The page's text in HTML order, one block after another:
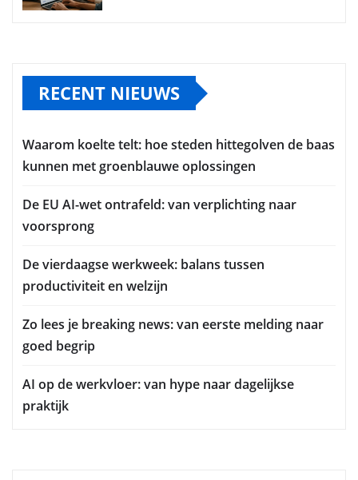
RECENT NIEUWS
Waarom koelte telt: hoe steden hittegolven de baas
kunnen met groenblauwe oplossingen
De EU AI-wet ontrafeld: van verplichting naar
voorsprong
De vierdaagse werkweek: balans tussen
productiviteit en welzijn
Zo lees je breaking news: van eerste melding naar
goed begrip
AI op de werkvloer: van hype naar dagelijkse
praktijk